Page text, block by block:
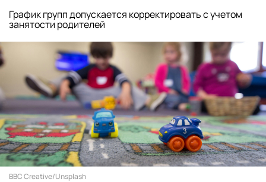
График групп допускается корректировать с учетом
занятости родителей
BBC Creative/Unsplash